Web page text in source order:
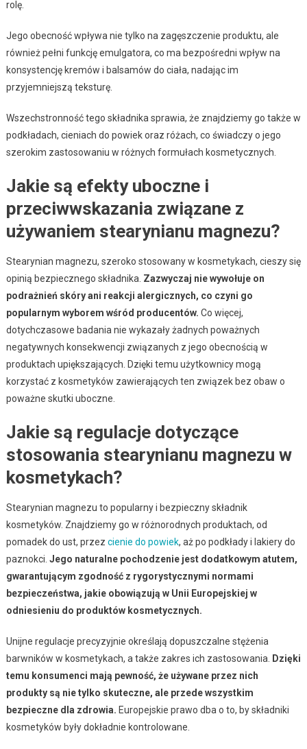
rolę.
Jego obecność wpływa nie tylko na zagęszczenie produktu, ale
również pełni funkcję emulgatora, co ma bezpośredni wpływ na
konsystencję kremów i balsamów do ciała, nadając im
przyjemniejszą teksturę.
Wszechstronność tego składnika sprawia, że znajdziemy go także w
podkładach, cieniach do powiek oraz różach, co świadczy o jego
szerokim zastosowaniu w różnych formułach kosmetycznych.
Jakie są efekty uboczne i
przeciwwskazania związane z
używaniem stearynianu magnezu?
Stearynian magnezu, szeroko stosowany w kosmetykach, cieszy się
opinią bezpiecznego składnika. Zazwyczaj nie wywołuje on
podrażnień skóry ani reakcji alergicznych, co czyni go
popularnym wyborem wśród producentów. Co więcej,
dotychczasowe badania nie wykazały żadnych poważnych
negatywnych konsekwencji związanych z jego obecnością w
produktach upiększających. Dzięki temu użytkownicy mogą
korzystać z kosmetyków zawierających ten związek bez obaw o
poważne skutki uboczne.
Jakie są regulacje dotyczące
stosowania stearynianu magnezu w
kosmetykach?
Stearynian magnezu to popularny i bezpieczny składnik
kosmetyków. Znajdziemy go w różnorodnych produktach, od
pomadek do ust, przez cienie do powiek, aż po podkłady i lakiery do
paznokci. Jego naturalne pochodzenie jest dodatkowym atutem,
gwarantującym zgodność z rygorystycznymi normami
bezpieczeństwa, jakie obowiązują w Unii Europejskiej w
odniesieniu do produktów kosmetycznych.
Unijne regulacje precyzyjnie określają dopuszczalne stężenia
barwników w kosmetykach, a także zakres ich zastosowania.
Dzięki
temu konsumenci mają pewność, że używane przez nich
produkty są nie tylko skuteczne, ale przede wszystkim
bezpieczne dla zdrowia. Europejskie prawo dba o to, by składniki
kosmetyków były dokładnie kontrolowane.